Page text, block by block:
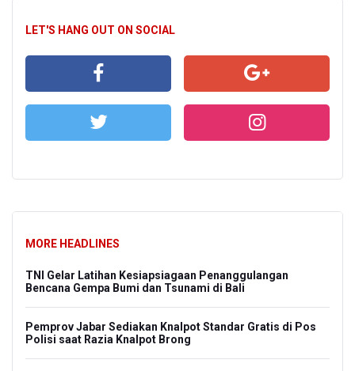
LET'S HANG OUT ON SOCIAL
MORE HEADLINES
TNI Gelar Latihan Kesiapsiagaan Penanggulangan
Bencana Gempa Bumi dan Tsunami di Bali
Pemprov Jabar Sediakan Knalpot Standar Gratis di Pos
Polisi saat Razia Knalpot Brong